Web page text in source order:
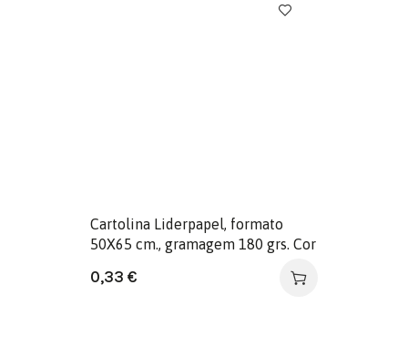
Cartolina Liderpapel, formato
50X65 cm., gramagem 180 grs. Cor
0,33 €